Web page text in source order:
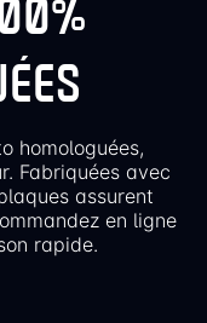
homologuées,
Fabriquées avec
assurent
en ligne
rapide.